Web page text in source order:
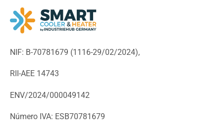
NIF: B-70781679 (1116-29/02/2024),
RII-AEE 14743
ENV/2024/000049142
Número IVA: ESB70781679